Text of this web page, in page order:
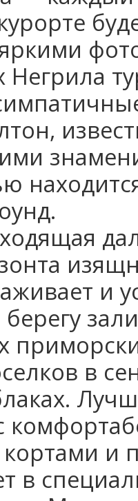
Негрила
и
в
и
в